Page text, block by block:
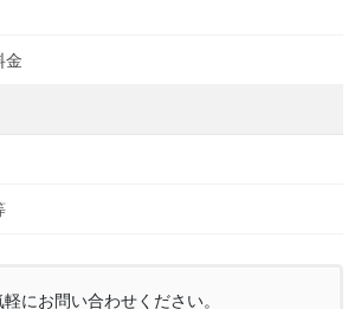
金
軽にお問い合わせください。